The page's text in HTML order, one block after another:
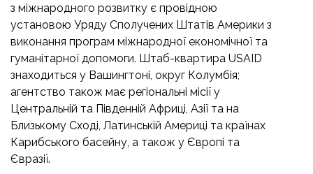
з міжнародного розвитку є провідною
установою Уряду Сполучених Штатів Америки з
виконання програм міжнародної економічної та
гуманітарної допомоги. Штаб-квартира USAID
знаходиться у Вашингтоні, округ Колумбія;
агентство також має регіональні місії у
Центральній та Південній Африці, Азії та на
Близькому Сході, Латинській Америці та країнах
Карибського басейну, а також у Європі та
Євразії.